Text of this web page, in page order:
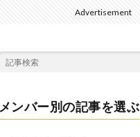
Advertisement
メンバー別の記事を選ぶ